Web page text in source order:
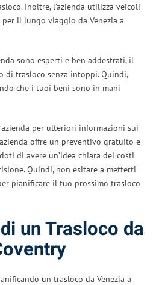
Inoltre, l’azienda utilizza veicoli
il lungo viaggio da Venezia a
sono esperti e ben addestrati, il
di trasloco senza intoppi. Quindi,
che i tuoi beni sono in mani
per ulteriori informazioni sui
offre un preventivo gratuito e
di avere un’idea chiara dei costi
Quindi, non esitare a metterti
pianificare il tuo prossimo trasloco
un Trasloco da
un trasloco da Venezia a